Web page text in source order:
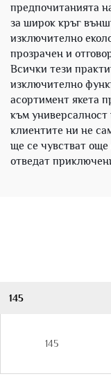
предпочитанията
за широк кръг
изключително
прозрачен и
Всички тези
изключително
асортимент якета
към
клиентите ни не
ще се чувстват
отведат
145
145